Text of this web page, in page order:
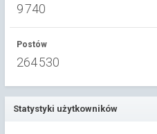
9 740
Postów
264 530
Statystyki użytkowników